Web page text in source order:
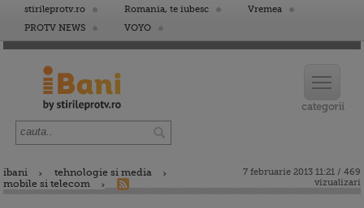
stirileprotv.ro Romania, te iubesc
Vremea
PROTV NEWS
VOYO
ibani
tehnologie si media
mobile si telecom
7 februarie 2013 11:21 / 469
vizualizari